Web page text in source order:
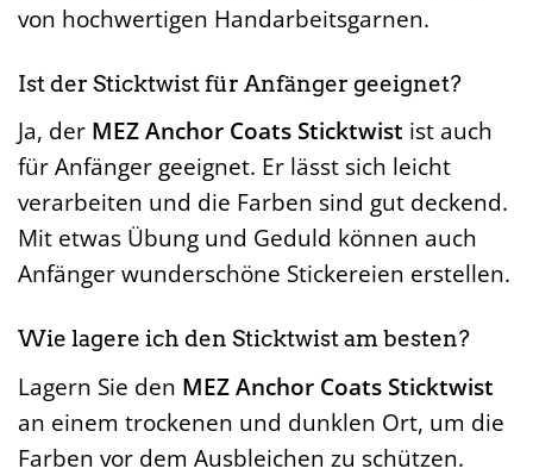
von hochwertigen Handarbeitsgarnen.
Ist der Sticktwist für Anfänger geeignet?
Ja, der MEZ Anchor Coats Sticktwist ist auch
für Anfänger geeignet. Er lässt sich leicht
verarbeiten und die Farben sind gut deckend.
Mit etwas Übung und Geduld können auch
Anfänger wunderschöne Stickereien erstellen.
Wie lagere ich den Sticktwist am besten?
Lagern Sie den MEZ Anchor Coats Sticktwist
an einem trockenen und dunklen Ort, um die
Farben vor dem Ausbleichen zu schützen.